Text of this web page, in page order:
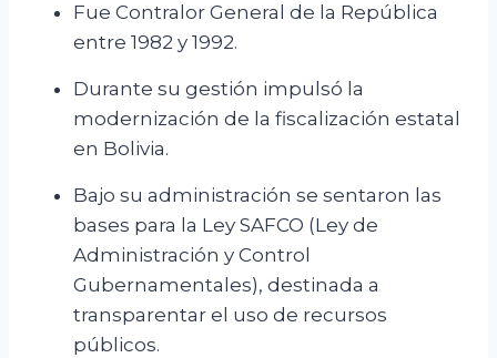
Fue Contralor General de la República
entre 1982 y 1992.
Durante su gestión impulsó la
modernización de la fiscalización estatal
en Bolivia.
Bajo su administración se sentaron las
bases para la Ley SAFCO (Ley de
Administración y Control
Gubernamentales), destinada a
transparentar el uso de recursos
públicos.